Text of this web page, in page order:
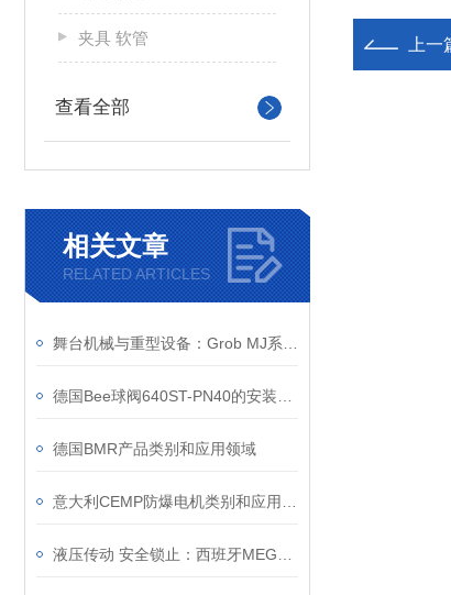
夹具 软管
查看全部
相关文章
RELATED ARTICLES
德国BMR产品类别和应用领域
上一